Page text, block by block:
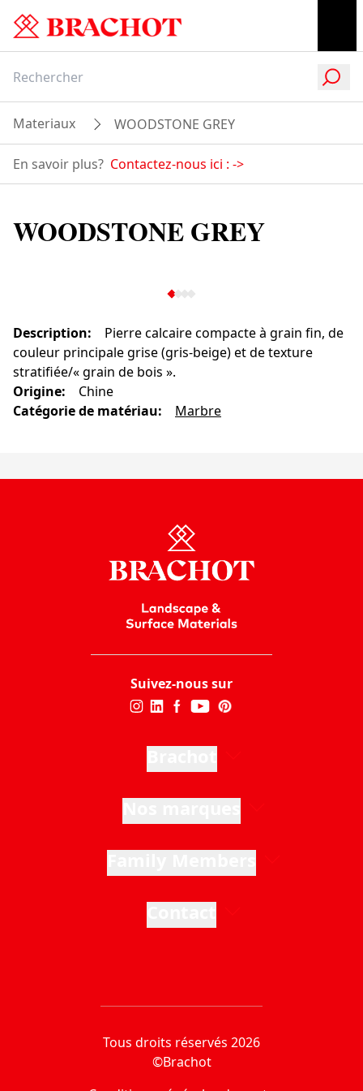
Materiaux WOODSTONE GREY
En savoir plus? Contactez-nous ici : ->
WOODSTONE GREY
Description:
Pierre calcaire compacte à grain fin, de
couleur principale grise (gris-beige) et de texture
stratifiée/« grain de bois ».
Origine:
Chine
Catégorie de matériau: Marbre
Suivez-nous sur
Tous droits réservés 2026
©Brachot